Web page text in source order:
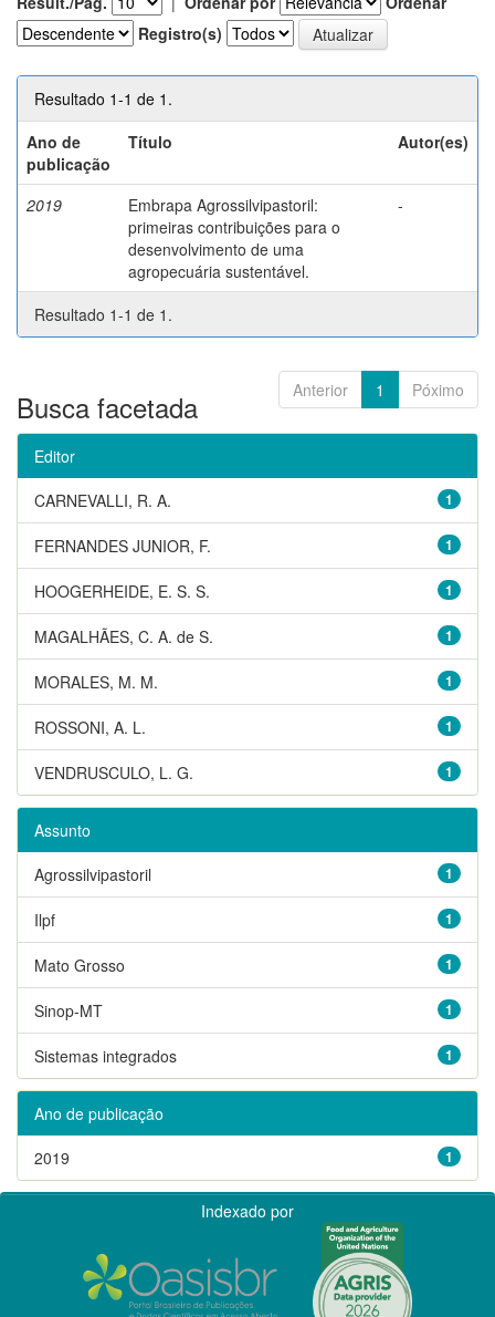
Registro(s)
Resultado 1-1 de 1.
Ano de
publicação
Título Autor(es)
2019
Embrapa Agrossilvipastoril:
primeiras contribuições para o
desenvolvimento de uma
agropecuária sustentável.
-
Resultado 1-1 de 1.
Anterior 1 Póximo
Busca facetada
Editor
1
CARNEVALLI, R. A.
1
FERNANDES JUNIOR, F.
1
HOOGERHEIDE, E. S. S.
1
MAGALHÃES, C. A. de S.
1
MORALES, M. M.
1
ROSSONI, A. L.
1
VENDRUSCULO, L. G.
Assunto
1
Agrossilvipastoril
1
Ilpf
1
Mato Grosso
1
Sinop-MT
1
Sistemas integrados
Ano de publicação
1
2019
Indexado por